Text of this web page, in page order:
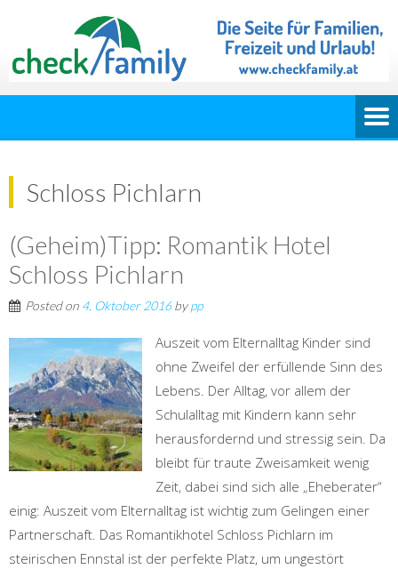
Schloss Pichlarn
(Geheim)Tipp: Romantik Hotel
Schloss Pichlarn
Posted on 4. Oktober 2016bypp
Auszeit vom Elternalltag Kinder sind
ohne Zweifel der erfüllende Sinn des
Lebens. Der Alltag, vor allem der
Schulalltag mit Kindern kann sehr
herausfordernd und stressig sein. Da
bleibt für traute Zweisamkeit wenig
Zeit, dabei sind sich alle „Eheberater“
einig: Auszeit vom Elternalltag ist wichtig zum Gelingen einer
Partnerschaft. Das Romantikhotel Schloss Pichlarn im
steirischen Ennstal ist der perfekte Platz, um ungestört